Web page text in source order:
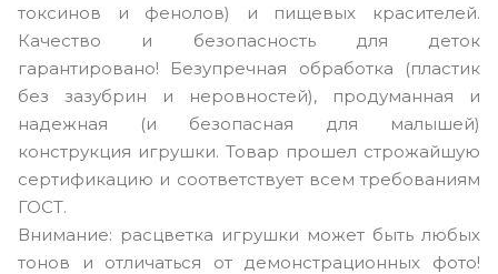
токсинов и фенолов) и пищевых красителей.
Качество и безопасность для деток
гарантировано! Безупречная обработка (пластик
без зазубрин и неровностей), продуманная и
надежная (и безопасная для малышей)
конструкция игрушки. Товар прошел строжайшую
сертификацию и соответствует всем требованиям
ГОСТ.
Внимание: расцветка игрушки может быть любых
тонов и отличаться от демонстрационных фото!